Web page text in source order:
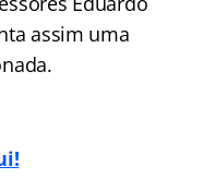
assim uma